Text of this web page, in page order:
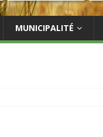
MUNICIPALITÉ